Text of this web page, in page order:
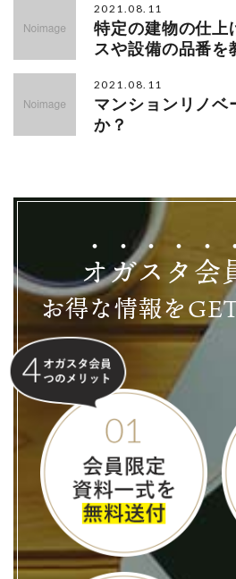
2021.08.11
特定の建物の仕上
スや設備の品番を
2021.08.11
マンションリノベ
か？
オガス タ会
お得な情報を